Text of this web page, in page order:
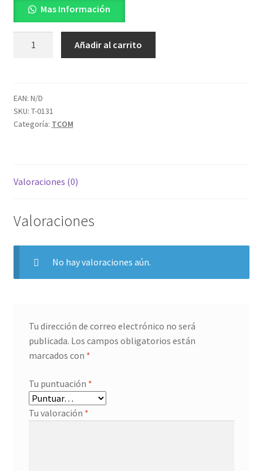
Mas Información
Añadir al carrito
EAN: N/D
SKU: T-0131
Categoría: TCOM
Valoraciones (0)
Valoraciones
No hay valoraciones aún.
Tu dirección de correo electrónico no será
publicada. Los campos obligatorios están
marcados con *
Tu puntuación *
Tu valoración *